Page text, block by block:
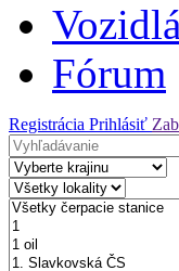
Vozidlá
Fórum
Registrácia Prihlásiť